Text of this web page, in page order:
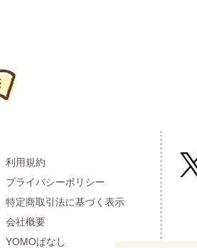
利用規約
プライバシーポリシー
特定商取引法に基づく表示
会社概要
YOMOばなし